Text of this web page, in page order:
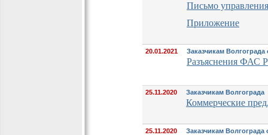
Письмо управления
Приложение
20.01.2021 Заказчикам
Разъяснения ФАС
25.11.2020 Заказчикам Волгограда
Коммерческие
25.11.2020 Заказчикам